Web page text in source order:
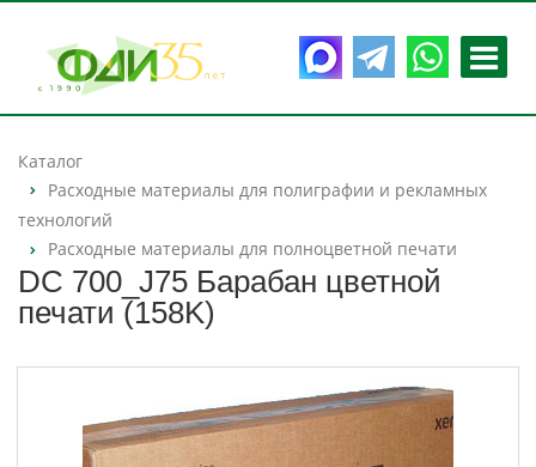
Каталог
Расходные материалы для полиграфии и рекламных
технологий
Расходные материалы для полноцветной печати
DC 700_J75 Барабан цветной
печати (158K)